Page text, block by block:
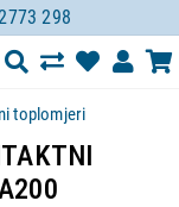
298
toplomjeri